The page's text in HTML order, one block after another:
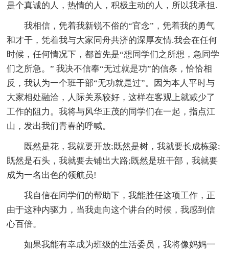
是个真诚的人，热情的人，积极主动的人，所以我承担.
我相信，凭着我新锐不俗的“官念”，凭着我的勇气
和才干，凭着我与大家同舟共济的深厚友情.我会在任何
时候，任何情况下，都首先是“想同学们之所想，急同学
们之所急。” 我决不信奉“无过就是功”的信条，恰恰相
反，我认为一个班干部“无功就是过”。因为本人平时与
大家相处融洽，人际关系较好，这样在客观上就减少了
工作的阻力。我将与风华正茂的同学们在一起，指点江
山，发出我们青春的呼喊。
既然是花，我就要开放;既然是树，我就要长成栋梁;
既然是石头，我就要去铺出大路;既然是班干部，我就要
成为一名出色的领航员!
我自信在同学们的帮助下，我能胜任这项工作，正
由于这种内驱力，当我走向这个讲台的时候，我感到信
心百倍。
如果我能有幸成为班级的生活委员，我将像妈妈一